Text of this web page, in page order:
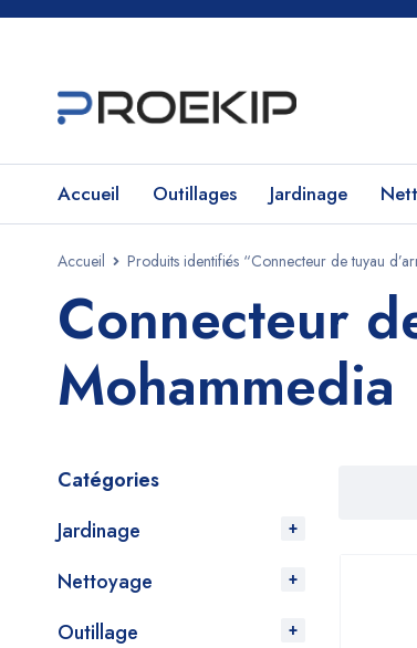
Accueil Outillages Jardinage
Accueil Produits identifiés “Connecteur de tuyau
Connecteur
Mohammedia
Catégories
Jardinage
Nettoyage
Outillage